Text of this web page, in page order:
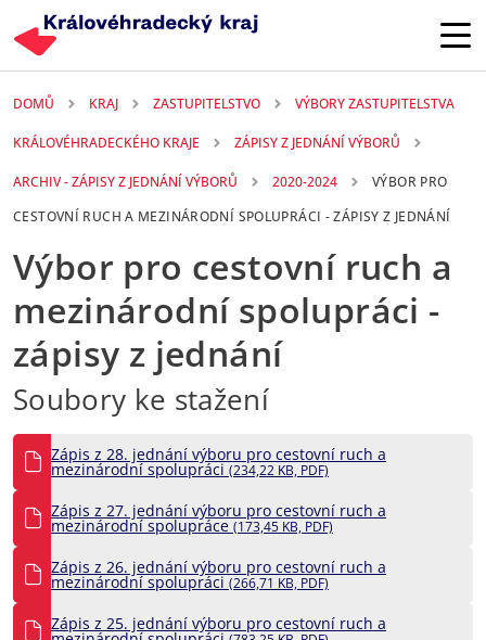
DOMŮ KRAJ ZASTUPITELSTVO VÝBORY ZASTUPITELSTVA
KRÁLOVÉHRADECKÉHO KRAJE ZÁPISY Z JEDNÁNÍ VÝBORŮ
ARCHIV - ZÁPISY Z JEDNÁNÍ VÝBORŮ 2020-2024
VÝBOR PRO
CESTOVNÍ RUCH A MEZINÁRODNÍ SPOLUPRÁCI - ZÁPISY Z JEDNÁNÍ
Výbor pro cestovní ruch a
mezinárodní spolupráci -
zápisy z jednání
Soubory ke stažení
Zápis z 28. jednání výboru pro cestovní ruch a
mezinárodní spolupráci(234,22 KB, PDF)
Zápis z 27. jednání výboru pro cestovní ruch a
mezinárodní spolupráce(173,45 KB, PDF)
Zápis z 26. jednání výboru pro cestovní ruch a
mezinárodní spolupráci(266,71 KB, PDF)
Zápis z 25. jednání výboru pro cestovní ruch a